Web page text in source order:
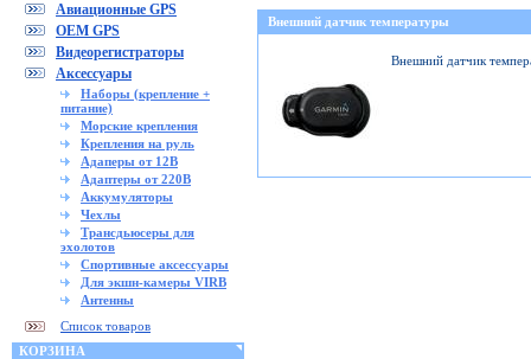
Авиационные GPS
OEM GPS
Видеорегистраторы
Аксессуары
Наборы (крепление +
питание)
Морские крепления
Крепления на руль
Адаперы от 12В
Адаптеры от 220В
Аккумуляторы
Чехлы
Трансдьюсеры для
эхолотов
Спортивные аксессуары
Для экшн-камеры VIRB
Антенны
Список товаров
КОРЗИНА
Внешний датчик температуры
Внешний датчик